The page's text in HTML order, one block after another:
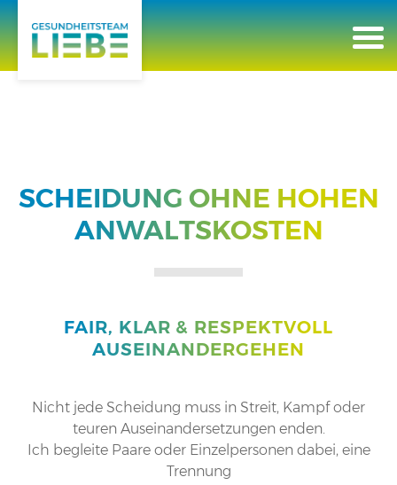
SCHEIDUNG OHNE HOHEN
ANWALTSKOSTEN
FAIR, KLAR & RESPEKTVOLL
AUSEINANDERGEHEN
Nicht jede Scheidung muss in Streit, Kampf oder
teuren Auseinandersetzungen enden.
Ich begleite Paare oder Einzelpersonen dabei, eine
Trennung
HORMONBALANCE
FRAUEN
DIAGNOSTIK & LABOR
ADHS
ERWACHSENE